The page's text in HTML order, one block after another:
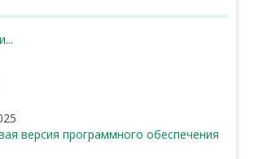
версия программного обеспечения